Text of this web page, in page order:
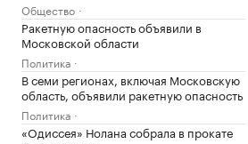
Общество
Ракетную опасность объявили в
Московской области
Политика
В семи регионах, включая Московскую
область, объявили ракетную опасность
Политика
«Одиссея» Нолана собрала в прокате